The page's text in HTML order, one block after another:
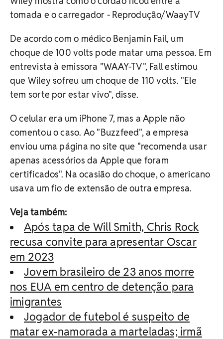
tomada e o carregador - Reprodução/WaayTV
De acordo com o médico Benjamin Fail, um
choque de 100 volts pode matar uma pessoa. Em
entrevista à emissora "WAAY-TV", Fall estimou
que Wiley sofreu um choque de 110 volts. "Ele
tem sorte por estar vivo", disse.
O celular era um iPhone 7, mas a Apple não
comentou o caso. Ao "Buzzfeed", a empresa
enviou uma página no site que "recomenda usar
apenas acessórios da Apple que foram
certificados". Na ocasião do choque, o americano
usava um fio de extensão de outra empresa.
Veja também:
Após tapa de Will Smith, Chris Rock
recusa convite para apresentar Oscar
em 2023
Jovem brasileiro de 23 anos morre
nos EUA em centro de detenção para
imigrantes
Jogador de futebol é suspeito de
matar ex-namorada a marteladas; irmã